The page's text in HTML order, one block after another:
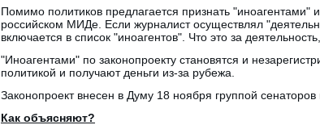
Помимо политиков предлагается признать "иноагентами"
российском МИДе. Если журналист осуществлял
включается в список "иноагентов". Что это за
"Иноагентами" по законопроекту становятся и
политикой и получают деньги из-за рубежа.
Законопроект внесен в Думу 18 ноября группой сенаторов
Как объясняют?